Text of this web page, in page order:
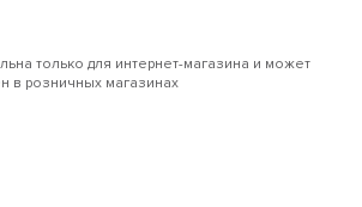
только для интернет-магазина и может
в розничных магазинах